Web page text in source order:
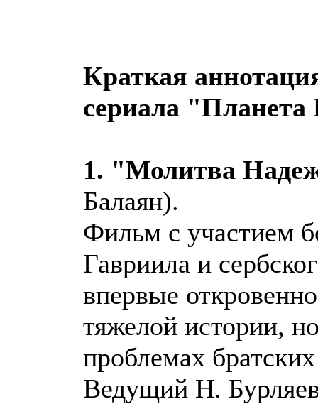
Краткая
сериала
1. "Молитва
Балаян).
Фильм с участием
Гавриила и
впервые
тяжелой истории,
проблемах
Ведущий Н.